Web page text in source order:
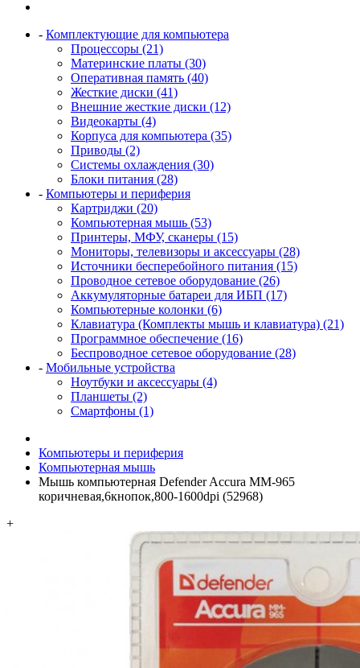
- Комплектующие для компьютера
Процессоры (21)
Материнские платы (30)
Оперативная память (40)
Жесткие диски (41)
Внешние жесткие диски (12)
Видеокарты (4)
Корпуса для компьютера (35)
Приводы (2)
Системы охлаждения (30)
Блоки питания (28)
- Компьютеры и периферия
Картриджи (20)
Компьютерная мышь (53)
Принтеры, МФУ, сканеры (15)
Мониторы, телевизоры и аксессуары (28)
Источники бесперебойного питания (15)
Проводное сетевое оборудование (26)
Аккумуляторные батареи для ИБП (17)
Компьютерные колонки (6)
Клавиатура (Комплекты мышь и клавиатура) (21)
Программное обеспечение (16)
Беспроводное сетевое оборудование (28)
- Мобильные устройства
Ноутбуки и аксессуары (4)
Планшеты (2)
Смартфоны (1)
Компьютеры и периферия
Компьютерная мышь
Мышь компьютерная Defender Accura MM-965
коричневая,6кнопок,800-1600dpi (52968)
+